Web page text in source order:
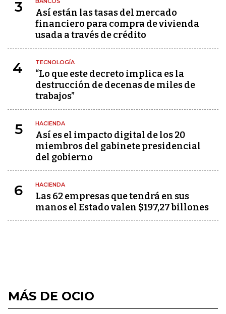
3
Así están las tasas del mercado
financiero para compra de vivienda
usada a través de crédito
4 TECNOLOGÍA
“Lo que este decreto implica es la
destrucción de decenas de miles de
trabajos”
5 HACIENDA
Así es el impacto digital de los 20
miembros del gabinete presidencial
del gobierno
6 HACIENDA
Las 62 empresas que tendrá en sus
manos el Estado valen $197,27 billones
MÁS DE OCIO